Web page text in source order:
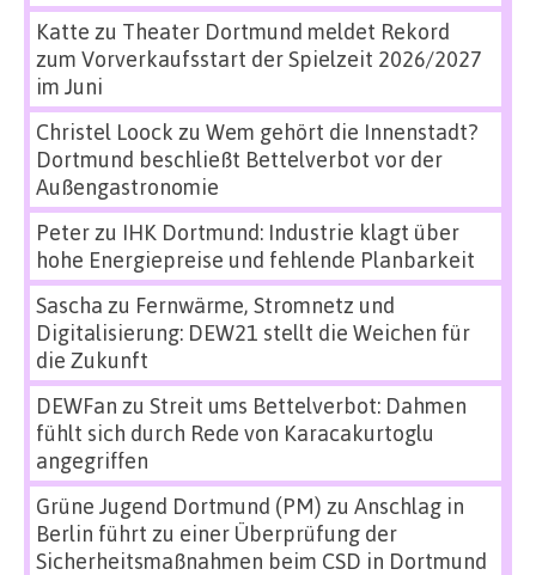
Katte zu Theater Dortmund meldet Rekord
zum Vorverkaufsstart der Spielzeit 2026/2027
im Juni
Christel Loock zu Wem gehört die Innenstadt?
Dortmund beschließt Bettelverbot vor der
Außengastronomie
Peterzu IHK Dortmund: Industrie klagt über
hohe Energiepreise und fehlende Planbarkeit
Sascha zu Fernwärme, Stromnetz und
Digitalisierung: DEW21 stellt die Weichen für
die Zukunft
DEWFan zu Streit ums Bettelverbot: Dahmen
fühlt sich durch Rede von Karacakurtoglu
angegriffen
Grüne Jugend Dortmund (PM) zu Anschlag in
Berlin führt zu einer Überprüfung der
Sicherheitsmaßnahmen beim CSD in Dortmund